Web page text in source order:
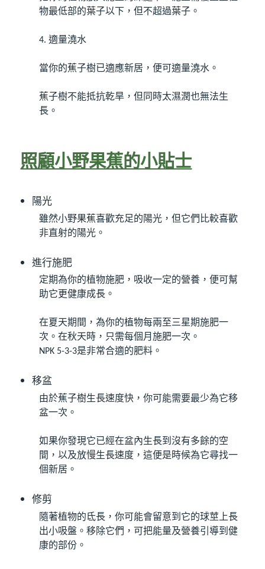
物最低部的葉子以下，但不超過葉子。
4.適量澆水
當你的蕉子樹已適應新居，便可適量澆水。
蕉子樹不能抵抗乾旱，但同時太濕潤也無法生
長。
照顧小野果蕉的小貼士
陽光
雖然小野果蕉喜歡充足的陽光，但它們比較喜歡
非直射的陽光。
進行施肥
定期為你的植物施肥，吸收一定的營養，便可幫
助它更健康成長。
在夏天期間，為你的植物每兩至三星期施肥一
次。在秋天時，只需每個月施肥一次。
NPK 5-3-3是非常合適的肥料。
移盆
由於蕉子樹生長速度快，你可能需要最少為它移
盆一次。
如果你發現它已經在盆內生長到沒有多餘的空
間，以及放慢生長速度，這便是時候為它尋找一
個新居。
修剪
隨著植物的氐長，你可能會留意到它的球莖上長
出小吸盤。移除它們，可把能量及營養引導到健
康的部份。